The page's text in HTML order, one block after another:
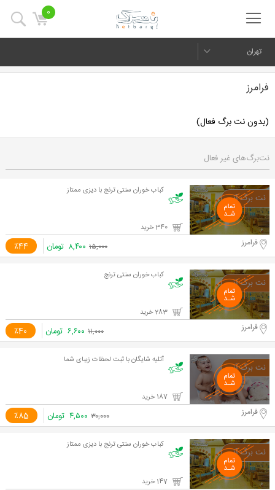
0
تهران
فرامرز
(بدون نت برگ فعال)
نت‌برگ‌های غیر فعال
کباب خوران سنتی ترنج با دیزی ممتاز
٪44 فرامرز ۱۵,۰۰۰ ۸,۴۰۰ تومان
کباب خوران سنتی ترنج
٪40 فرامرز ۱۱,۰۰۰ ۶,۶۰۰ تومان
آتلیه شایگان با ثبت لحظات زیبای شما
٪85 فرامرز ۳۰,۰۰۰ ۴,۵۰۰ تومان
کباب خوران سنتی ترنج با دیزی ممتاز